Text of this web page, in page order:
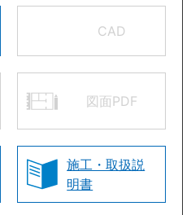
CAD
図面PDF
施工・取扱説
明書